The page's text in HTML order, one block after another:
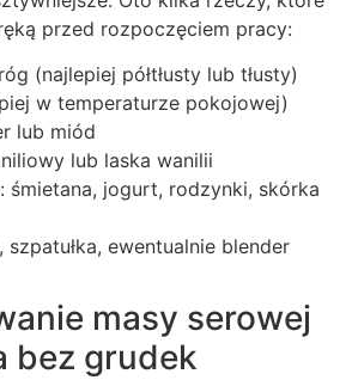
przed rozpoczęciem pracy:
(najlepiej półtłusty lub tłusty)
w temperaturze pokojowej)
lub miód
lub laska wanilii
śmietana, jogurt, rodzynki, skórka
szpatułka, ewentualnie blender
masy serowej
bez grudek